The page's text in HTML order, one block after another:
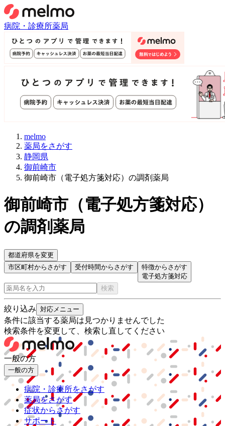
病院・診療所薬局
melmo
薬局をさがす
静岡県
御前崎市
御前崎市（電子処方箋対応）の調剤薬局
御前崎市 （電子処方箋対応）
の調剤薬局
都道府県を変更
市区町村からさがす
受付時間からさがす
特徴からさがす
電子処方箋対応
検索
絞り込み 対応メニュー
条件に該当する薬局は見つかりませんでした
検索条件を変更して、検索し直してください
一般の方
一般の方
病院・診療所をさがす
薬局をさがす
症状からさがす
サポート